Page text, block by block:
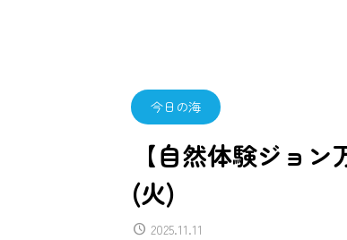
今日の海
【自然体験ジョ
(火)
2025.11.11